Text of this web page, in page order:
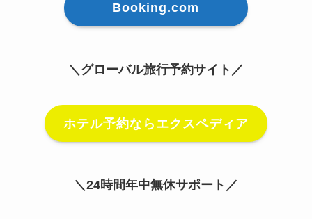
Booking.com
＼グローバル旅行予約サイト／
ホテル予約ならエクスペディア
＼24時間年中無休サポート／